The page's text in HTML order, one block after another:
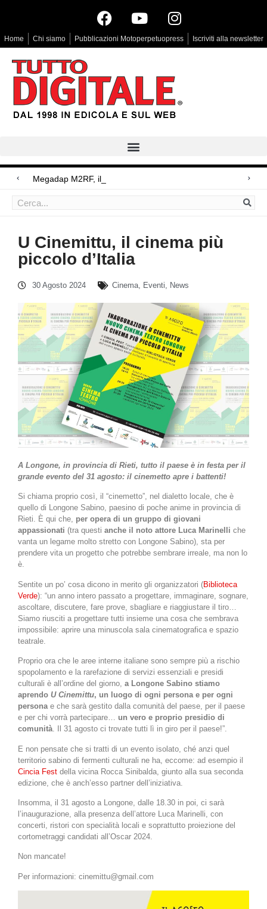
Home Chi siamo Pubblicazioni Motoperpetuopress Iscriviti alla newsletter
Megadap M2RF, il primo adattatore
Arri Rental, evoluzioni in arrivo
U Cinemittu, il cinema più
piccolo d’Italia
30 Agosto 2024 Cinema, Eventi, News
A Longone, in provincia di Rieti, tutto il paese è in festa per il
grande evento del 31 agosto: il cinemetto apre i battenti!
Si chiama proprio così, il “cinemetto”, nel dialetto locale, che è
quello di Longone Sabino, paesino di poche anime in provincia di
Rieti. È qui che, per opera di un gruppo di giovani
appassionati (tra questi anche il noto attore Luca Marinelli che
vanta un legame molto stretto con Longone Sabino), sta per
prendere vita un progetto che potrebbe sembrare irreale, ma non lo
è.
Sentite un po’ cosa dicono in merito gli organizzatori (Biblioteca
Verde): “un anno intero passato a progettare, immaginare, sognare,
ascoltare, discutere, fare prove, sbagliare e riaggiustare il tiro…
Siamo riusciti a progettare tutti insieme una cosa che sembrava
impossibile: aprire una minuscola sala cinematografica e spazio
teatrale.
Proprio ora che le aree interne italiane sono sempre più a rischio
spopolamento e la rarefazione di servizi essenziali e presidi
culturali è all’ordine del giorno, a Longone Sabino stiamo
aprendo U Cinemittu, un luogo di ogni persona e per ogni
personae che sarà gestito dalla comunità del paese, per il paese
e per chi vorrà partecipare… un vero e proprio presidio di
comunità. Il 31 agosto ci trovate tutti lì in giro per il paese!”.
E non pensate che si tratti di un evento isolato, ché anzi quel
territorio sabino di fermenti culturali ne ha, eccome: ad esempio il
Cincia Fest della vicina Rocca Sinibalda, giunto alla sua seconda
edizione, che è anch’esso partner dell’iniziativa.
Insomma, il 31 agosto a Longone, dalle 18.30 in poi, ci sarà
l’inaugurazione, alla presenza dell’attore Luca Marinelli, con
concerti, ristori con specialità locali e soprattutto proiezione del
cortometraggi candidati all’Oscar 2024.
Non mancate!
Per informazioni: cinemittu@gmail.com